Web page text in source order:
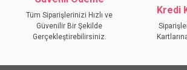
Tüm Siparişlerinizi Hızlı ve
Güvenilir Bir Şekilde
Gerçekleştirebilirsiniz.
Kredi